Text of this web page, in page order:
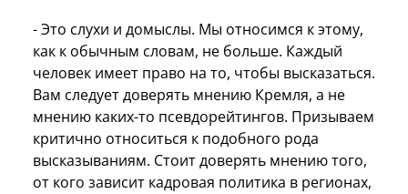
- Это слухи и домыслы. Мы относимся к этому,
как к обычным словам, не больше. Каждый
человек имеет право на то, чтобы высказаться.
Вам следует доверять мнению Кремля, а не
мнению каких-то псевдорейтингов. Призываем
критично относиться к подобного рода
высказываниям. Стоит доверять мнению того,
от кого зависит кадровая политика в регионах,